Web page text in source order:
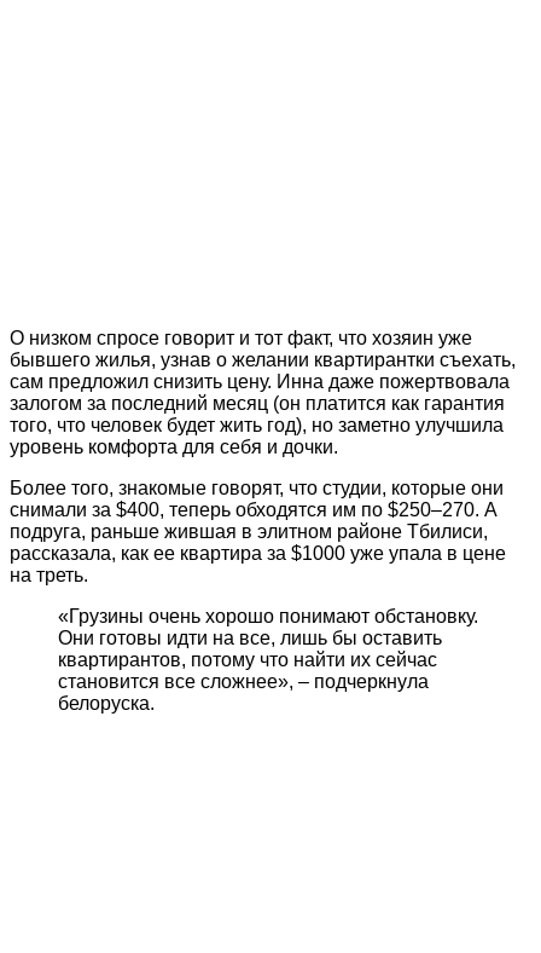
О низком спросе говорит и тот факт, что хозяин уже
бывшего жилья, узнав о желании квартирантки съехать,
сам предложил снизить цену. Инна даже пожертвовала
залогом за последний месяц (он платится как гарантия
того, что человек будет жить год), но заметно улучшила
уровень комфорта для себя и дочки.
Более того, знакомые говорят, что студии, которые они
снимали за $400, теперь обходятся им по $250–270. А
подруга, раньше жившая в элитном районе Тбилиси,
рассказала, как ее квартира за $1000 уже упала в цене
на треть.
«Грузины очень хорошо понимают обстановку.
Они готовы идти на все, лишь бы оставить
квартирантов, потому что найти их сейчас
становится все сложнее», – подчеркнула
белоруска.